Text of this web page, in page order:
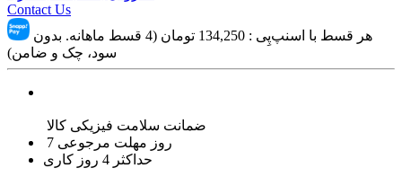
Contact Us
هر قسط با اسنپ‌پِی : 134,250
تومان (4 قسط ماهانه. بدون
سود، چک و ضامن)
ضمانت سلامت فیزیکی کالا
7 روز مهلت مرجوعی
حداکثر 4 روز کاری